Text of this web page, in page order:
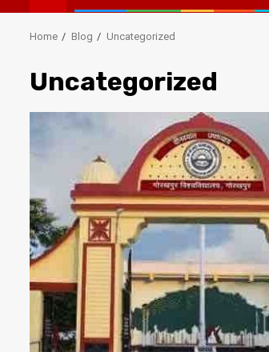
Home Blog Uncategorized
Uncategorized